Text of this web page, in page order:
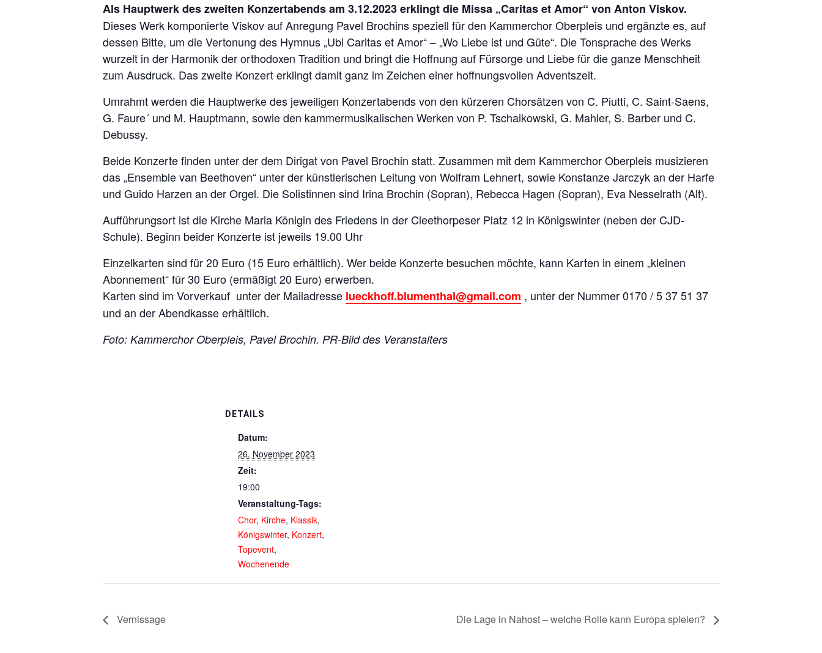
Als Hauptwerk des zweiten Konzertabends am 3.12.2023 erklingt die Missa „Caritas et Amor“ von Anton Viskov.
Dieses Werk komponierte Viskov auf Anregung Pavel Brochins speziell für den Kammerchor Oberpleis und ergänzte es, auf
dessen Bitte, um die Vertonung des Hymnus „Ubi Caritas et Amor“ – „Wo Liebe ist und Güte“. Die Tonsprache des Werks
wurzelt in der Harmonik der orthodoxen Tradition und bringt die Hoffnung auf Fürsorge und Liebe für die ganze Menschheit
zum Ausdruck. Das zweite Konzert erklingt damit ganz im Zeichen einer hoffnungsvollen Adventszeit.
Umrahmt werden die Hauptwerke des jeweiligen Konzertabends von den kürzeren Chorsätzen von C. Piutti, C. Saint-Saens,
G. Faure´ und M. Hauptmann, sowie den kammermusikalischen Werken von P. Tschaikowski, G. Mahler, S. Barber und C.
Debussy.
Beide Konzerte finden unter der dem Dirigat von Pavel Brochin statt. Zusammen mit dem Kammerchor Oberpleis musizieren
das „Ensemble van Beethoven“ unter der künstlerischen Leitung von Wolfram Lehnert, sowie Konstanze Jarczyk an der Harfe
und Guido Harzen an der Orgel. Die Solistinnen sind Irina Brochin (Sopran), Rebecca Hagen (Sopran), Eva Nesselrath (Alt).
Aufführungsort ist die Kirche Maria Königin des Friedens in der Cleethorpeser Platz 12 in Königswinter (neben der CJD-
Schule). Beginn beider Konzerte ist jeweils 19.00 Uhr
Einzelkarten sind für 20 Euro (15 Euro erhältlich). Wer beide Konzerte besuchen möchte, kann Karten in einem „kleinen
Abonnement“ für 30 Euro (ermäßigt 20 Euro) erwerben.
Karten sind im Vorverkauf unter der Mailadresse lueckhoff.blumenthal@gmail.com , unter der Nummer 0170 / 5 37 51 37
und an der Abendkasse erhältlich.
Foto: Kammerchor Oberpleis, Pavel Brochin. PR-Bild des Veranstalters
DETAILS
Datum:
26. November 2023
Zeit:
19:00
Veranstaltung-Tags:
Chor, Kirche, Klassik,
Königswinter, Konzert,
Topevent,
Wochenende
Vernissage Die Lage in Nahost – welche Rolle kann Europa spielen?